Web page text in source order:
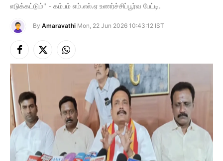
எடுக்கட்டும்" - கம்பம் எம்.எல்.ஏ உணர்ச்சிப்பூர்வ பேட்டி.
By Amaravathi Mon, 22 Jun 2026 10:43:12 IST
Facebook
X
(Twitter)
Instagram